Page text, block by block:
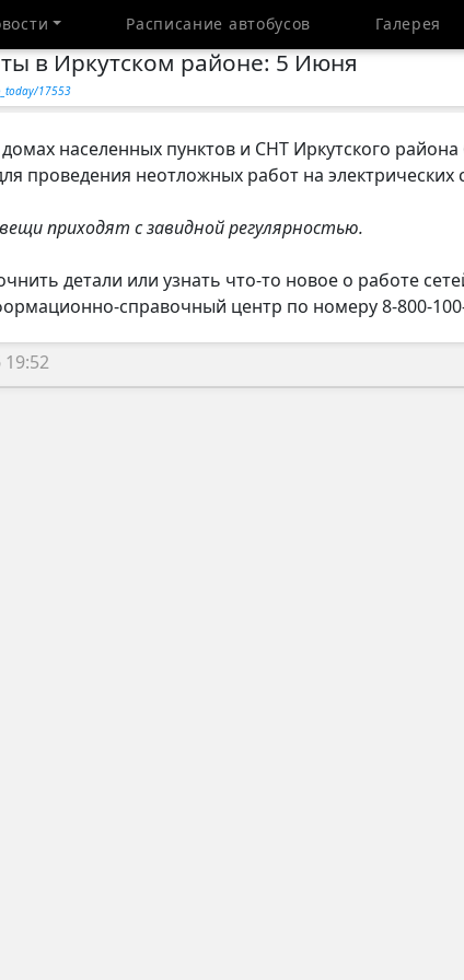
Расписание автобусов Галерея
в Иркутском районе: 5 Июня
17553
населенных пунктов и СНТ Иркутского
проведения неотложных работ на электрических
приходят с завидной регулярностью.
детали или узнать что-то новое о работе
справочный центр по номеру 8-800-